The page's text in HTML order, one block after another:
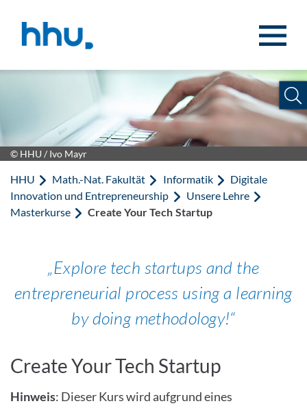
© HHU / Ivo Mayr
HHU Math.-Nat. Fakultät Informatik
Digitale
Innovation und Entrepreneurship
Unsere Lehre
Masterkurse
Create Your Tech Startup
Explore tech startups and the
entrepreneurial process using a learning
by doing methodology!
Create Your Tech Startup
Hinweis: Dieser Kurs wird aufgrund eines